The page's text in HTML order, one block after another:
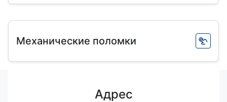
Механические поломки
Адрес